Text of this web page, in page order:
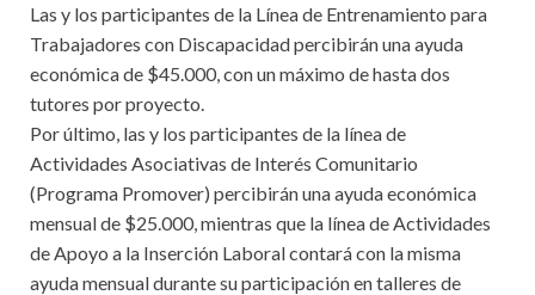
Las y los participantes de la Línea de Entrenamiento para
Trabajadores con Discapacidad percibirán una ayuda
económica de $45.000, con un máximo de hasta dos
tutores por proyecto.
Por último, las y los participantes de la línea de
Actividades Asociativas de Interés Comunitario
(Programa Promover) percibirán una ayuda económica
mensual de $25.000, mientras que la línea de Actividades
de Apoyo a la Inserción Laboral contará con la misma
ayuda mensual durante su participación en talleres de